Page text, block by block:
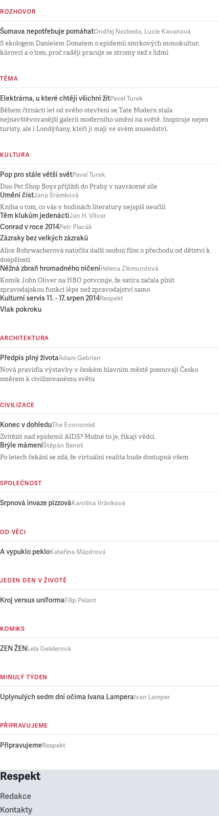
ROZHOVOR
Šumava nepotřebuje pomáhatOndřej Nezbeda, Lucie Kavanová
S ekologem Danielem Donatem o epidemii smrkových monokultur,
kůrovci a o tom, proč raději pracuje se stromy než s lidmi
TÉMA
Elektrárna, u které chtějí všichni žítPavel Turek
Během čtrnácti let od svého otevření se Tate Modern stala
nejnavštěvovanější galerií moderního umění na světě. Inspiruje nejen
turisty, ale i Londýňany, kteří ji mají ve svém sousedství.
KULTURA
Pop pro stále větší světPavel Turek
Duo Pet Shop Boys přijíždí do Prahy v navrácené síle
Umění čístJana Šrámková
Kniha o tom, co vás v hodinách literatury nejspíš neučili
Těm klukům jedenáctiJan H. Vitvar
Conrad v roce 2014Petr Placák
Zázraky bez velkých zázraků
Alice Rohrwacherová natočila další osobní film o přechodu od dětství k
dospělosti
Něžná zbraň hromadného ničeníHelena Zikmundová
Komik John Oliver na HBO potvrzuje, že satira začala plnit
zpravodajskou funkci lépe než zpravodajství samo
Kulturní servis 11. - 17. srpen 2014Respekt
Vlak pokroku
ARCHITEKTURA
Předpis plný životaAdam Gebrian
Nová pravidla výstavby v českém hlavním městě posouvají Česko
směrem k civilizovanému světu
CIVILIZACE
Konec v dohleduThe Economist
Zvítězit nad epidemií AIDS? Možné to je, říkají vědci.
Brýle mámeníŠtěpán Beneš
Po letech čekání se zdá, že virtuální realita bude dostupná všem
SPOLEČNOST
Srpnová invaze pizzováKarolína Vránková
OD VĚCI
A vypuklo pekloKateřina Mázdrová
JEDEN DEN V ŽIVOTĚ
Kroj versus uniformaFilip Pelant
KOMIKS
ZEN ŽEN Lela Geislerová
MINULÝ TÝDEN
Uplynulých sedm dní očima Ivana Lampera Ivan Lamper
PŘIPRAVUJEME
PřipravujemeRespekt
Respekt
Redakce
Kontakty